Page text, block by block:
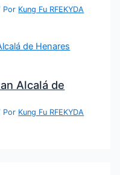
Por Kung Fu RFEKYDA
Alcalá de
Por Kung Fu RFEKYDA